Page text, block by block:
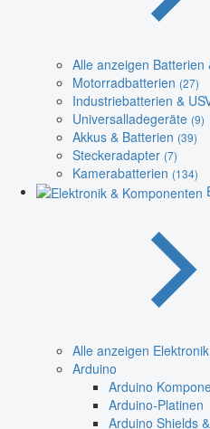
Alle anzeigen Batterien
Motorradbatterien (27)
Industriebatterien &
Universalladegeräte (9)
Akkus & Batterien (39)
Steckeradapter (7)
Kamerabatterien (134)
Alle anzeigen
Arduino
Arduino
Arduino-Platinen
Arduino Shields